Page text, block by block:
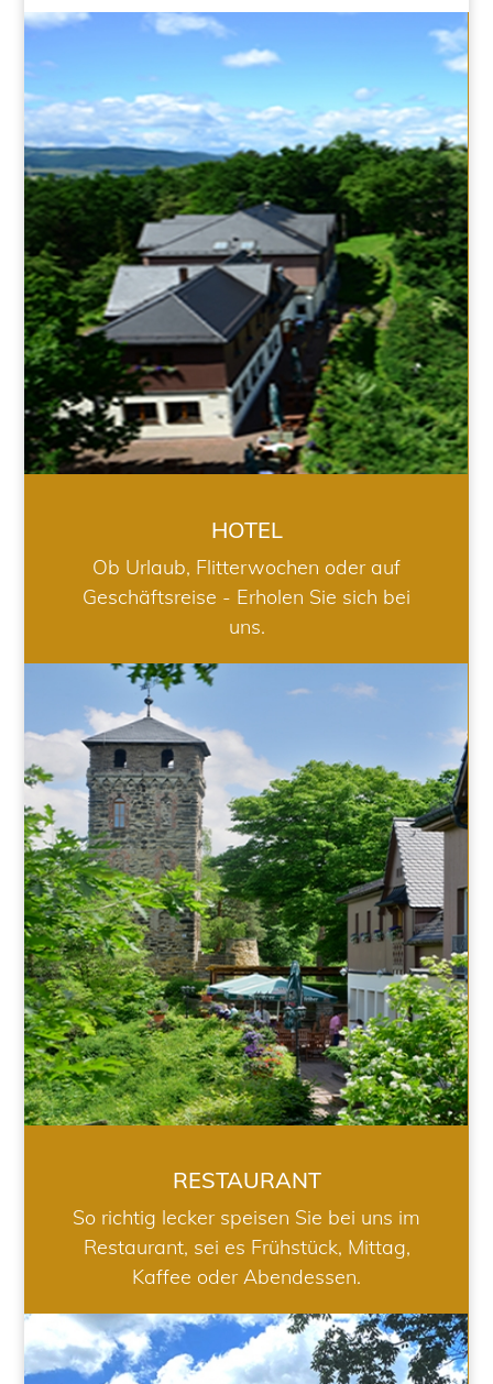
HOTEL
HOTEL
Ob Urlaub, Flitterwochen oder auf
Geschäftsreise - Erholen Sie sich bei
uns.
RESTAURANT
RESTAURANT
So richtig lecker speisen Sie bei uns im
Restaurant, sei es Frühstück, Mittag,
Kaffee oder Abendessen.